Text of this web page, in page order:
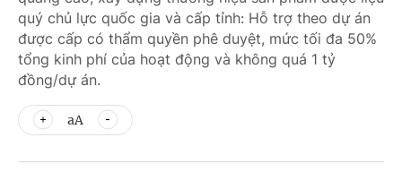
quý chủ lực quốc gia và cấp tỉnh: Hỗ trợ theo dự án
được cấp có thẩm quyền phê duyệt, mức tối đa 50%
tổng kinh phí của hoạt động và không quá 1 tỷ
đồng/dự án.
aA